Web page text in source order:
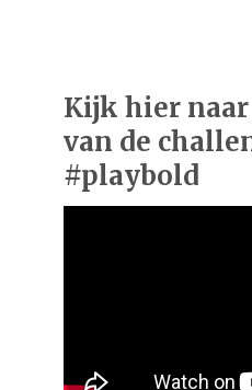
Kijk hier
van de
#playbold